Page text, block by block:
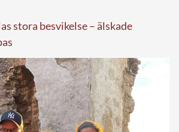
stora besvikelse – älskade